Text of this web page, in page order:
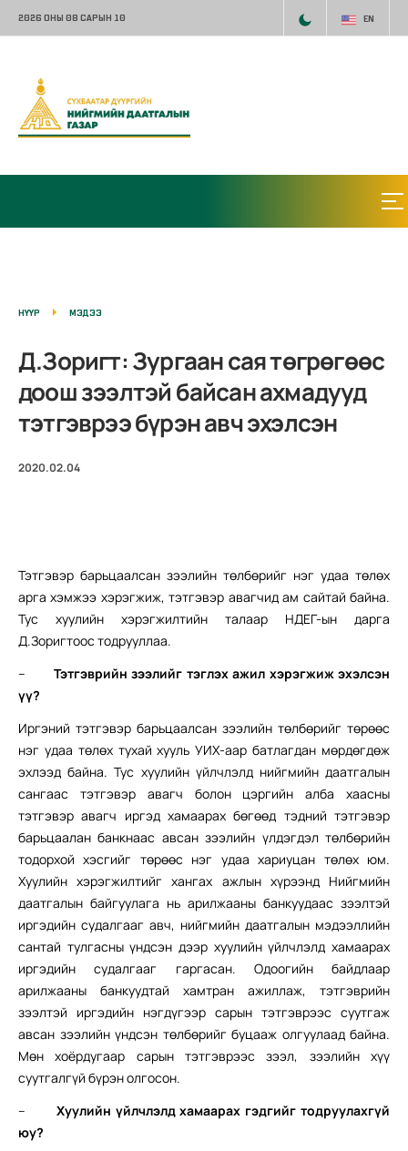
2026 ОНЫ 08 САРЫН 10 EN
НҮҮР МЭДЭЭ
Д.Зоригт: Зургаан сая төгрөгөөс
доош зээлтэй байсан ахмадууд
тэтгэврээ бүрэн авч эхэлсэн
2020.02.04
Тэтгэвэр барьцаалсан зээлийн төлбөрийг нэг удаа төлөх
арга хэмжээ хэрэгжиж, тэтгэвэр авагчид ам сайтай байна.
Тус хуулийн хэрэгжилтийн талаар НДЕГ-ын дарга
Д.Зоригтоос тодрууллаа.
– Тэтгэврийн зээлийг тэглэх ажил хэрэгжиж эхэлсэн
үү?
Иргэний тэтгэвэр барьцаалсан зээлийн төлбөрийг төрөөс
нэг удаа төлөх тухай хууль УИХ-аар батлагдан мөрдөгдөж
эхлээд байна. Тус хуулийн үйлчлэлд нийгмийн даатгалын
сангаас тэтгэвэр авагч болон цэргийн алба хаасны
тэтгэвэр авагч иргэд хамаарах бөгөөд тэдний тэтгэвэр
барьцаалан банкнаас авсан зээлийн үлдэгдэл төлбөрийн
тодорхой хэсгийг төрөөс нэг удаа хариуцан төлөх юм.
Хуулийн хэрэгжилтийг хангах ажлын хүрээнд Нийгмийн
даатгалын байгуулага нь арилжааны банкуудаас зээлтэй
иргэдийн судалгааг авч, нийгмийн даатгалын мэдээллийн
сантай тулгасны үндсэн дээр хуулийн үйлчлэлд хамаарах
иргэдийн судалгааг гаргасан. Одоогийн байдлаар
арилжааны банкуудтай хамтран ажиллаж, тэтгэврийн
зээлтэй иргэдийн нэгдүгээр сарын тэтгэврээс суутгаж
авсан зээлийн үндсэн төлбөрийг буцааж олгуулаад байна.
Мөн хоёрдугаар сарын тэтгэврээс зээл, зээлийн хүү
суутгалгүй бүрэн олгосон.
– Хуулийн үйлчлэлд хамаарах гэдгийг тодруулахгүй
юу?